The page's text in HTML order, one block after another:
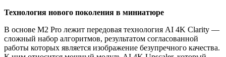
Технология нового поколения в миниатюре
В основе M2 Pro лежит передовая технология AI 4K Clarity —
сложный набор алгоритмов, результатом согласованной
работы которых является изображение безупречного качества.